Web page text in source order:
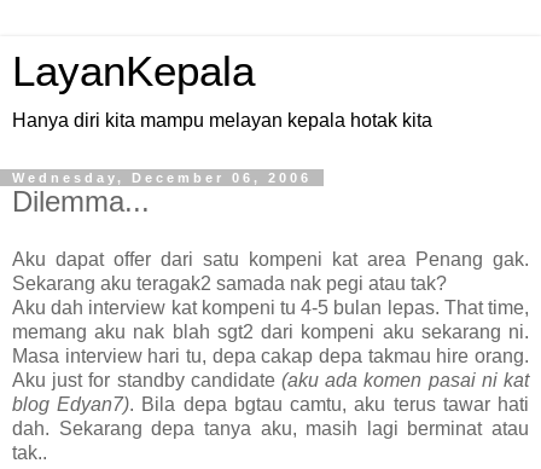
LayanKepala
Hanya diri kita mampu melayan kepala hotak kita
Wednesday, December 06, 2006
Dilemma...
Aku dapat offer dari satu kompeni kat area Penang gak.
Sekarang aku teragak2 samada nak pegi atau tak?
Aku dah interview kat kompeni tu 4-5 bulan lepas. That time,
memang aku nak blah sgt2 dari kompeni aku sekarang ni.
Masa interview hari tu, depa cakap depa takmau hire orang.
Aku just for standby candidate (aku ada komen pasai ni kat
blog Edyan7). Bila depa bgtau camtu, aku terus tawar hati
dah. Sekarang depa tanya aku, masih lagi berminat atau
tak..